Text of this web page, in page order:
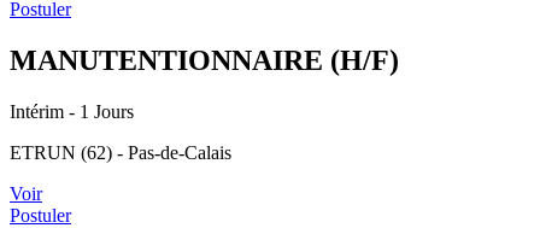
Postuler
MANUTENTIONNAIRE (H/F)
Intérim - 1 Jours
ETRUN (62) - Pas-de-Calais
Voir
Postuler